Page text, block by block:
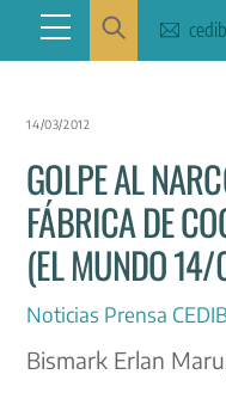
content
Menu
14/03/2012
GOLPE AL
FÁBRICA DE
(EL MUNDO
Noticias Prensa CEDIB
Bismark Erlan